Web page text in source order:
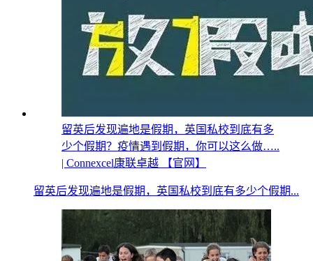
留英后发现遍地是假期，英国私校到底有多
少个假期？疫情遇到假期，你可以这么做…..
| Connexcel康联卓越 【官网】
留英后发现遍地是假期，英国私校到底有多少个假期...